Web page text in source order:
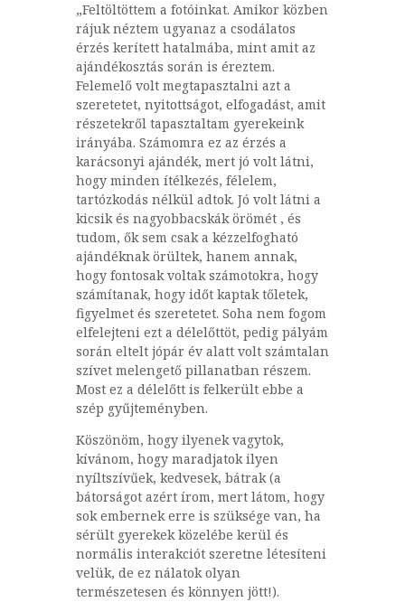
„Feltöltöttem a fotóinkat. Amikor közben
rájuk néztem ugyanaz a csodálatos
érzés kerített hatalmába, mint amit az
ajándékosztás során is éreztem.
Felemelő volt megtapasztalni azt a
szeretetet, nyitottságot, elfogadást, amit
részetekről tapasztaltam gyerekeink
irányába. Számomra ez az érzés a
karácsonyi ajándék, mert jó volt látni,
hogy minden ítélkezés, félelem,
tartózkodás nélkül adtok. Jó volt látni a
kicsik és nagyobbacskák örömét , és
tudom, ők sem csak a kézzelfogható
ajándéknak örültek, hanem annak,
hogy fontosak voltak számotokra, hogy
számítanak, hogy időt kaptak tőletek,
figyelmet és szeretetet. Soha nem fogom
elfelejteni ezt a délelőttöt, pedig pályám
során eltelt jópár év alatt volt számtalan
szívet melengető pillanatban részem.
Most ez a délelőtt is felkerült ebbe a
szép gyűjteményben.
Köszönöm, hogy ilyenek vagytok,
kívánom, hogy maradjatok ilyen
nyíltszívűek, kedvesek, bátrak (a
bátorságot azért írom, mert látom, hogy
sok embernek erre is szüksége van, ha
sérült gyerekek közelébe kerül és
normális interakciót szeretne létesíteni
velük, de ez nálatok olyan
természetesen és könnyen jött!).